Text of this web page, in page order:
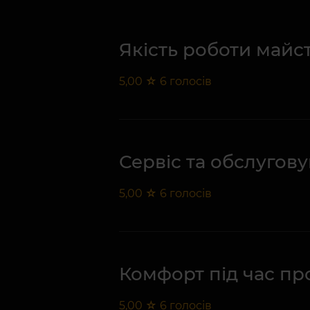
Якість роботи
5,00 ☆ 6 голосів
Сервіс та
5,00 ☆ 6 голосів
Комфорт під час
5,00 ☆ 6 голосів